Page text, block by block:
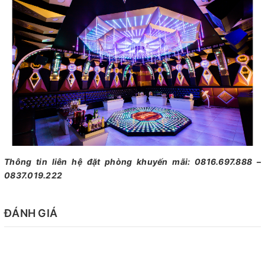
Thông tin liên hệ đặt phòng khuyến mãi: 0816.697.888 –
0837.019.222
ĐÁNH GIÁ